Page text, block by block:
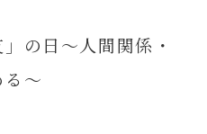
日～人間関係・
～